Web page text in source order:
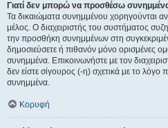
Γιατί δεν μπορώ να προσθέσω
Τα δικαιώματα συνημμένου χορηγούνται
μέλος. Ο διαχειριστής του συστήματος
την προσθήκη συνημμένων στη
δημοσιεύσετε ή πιθανόν μόνο ορισμένες
συνημμένα. Επικοινωνήστε με τον
δεν είστε σίγουρος (-η) σχετικά με το λόγο
συνημμένα.
Κορυφή